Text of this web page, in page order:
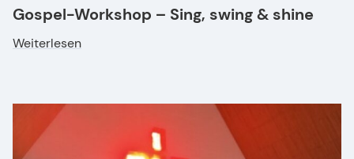
Gospel-Workshop – Sing, swing & shine
Weiterlesen